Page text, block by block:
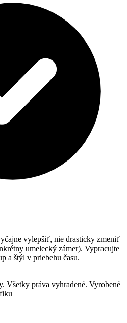
vylepšiť, nie drasticky zmeniť
umelecký zámer). Vypracujte
a štýl v priebehu času.
Všetky práva vyhradené. Vyrobené